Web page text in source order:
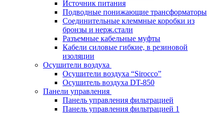
Источник питания
Подводные понижающие трансформаторы
Соединительные клеммные коробки из
бронзы и нерж.стали
Разъемные кабельные муфты
Кабели силовые гибкие, в резиновой
изоляции
Осушители воздуха
Осушители воздуха “Sirocco”
Осушитель воздуха DT-850
Панели управления
Панель управления фильтрацией
Панель управления фильтрацией 1